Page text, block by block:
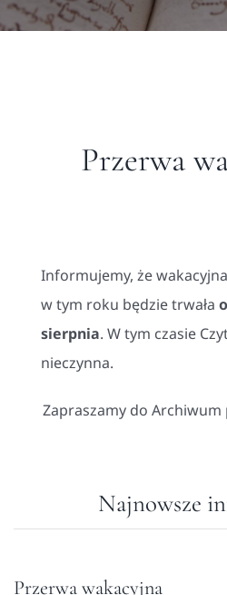
Przerwa
Informujemy, że wakacyjna
w tym roku będzie trwała
sierpnia. W tym czasie
nieczynna.
Zapraszamy do
Najnowsze
Przerwa wakacyjna